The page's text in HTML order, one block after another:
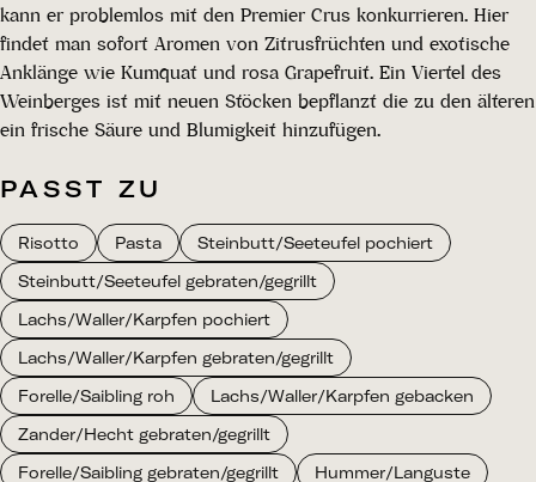
kann er problemlos mit den Premier Crus konkurrieren. Hier
findet man sofort Aromen von Zitrusfrüchten und exotische
Anklänge wie Kumquat und rosa Grapefruit. Ein Viertel des
Weinberges ist mit neuen Stöcken bepflanzt die zu den älteren
ein frische Säure und Blumigkeit hinzufügen.
PASST ZU
Risotto Pasta
Steinbutt/Seeteufel pochiert
Steinbutt/Seeteufel gebraten/gegrillt
Lachs/Waller/Karpfen pochiert
Lachs/Waller/Karpfen gebraten/gegrillt
Forelle/Saibling roh
Lachs/Waller/Karpfen gebacken
Zander/Hecht gebraten/gegrillt
Forelle/Saibling gebraten/gegrillt
Hummer/Languste